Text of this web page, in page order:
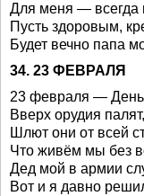
Для меня — всегда
Пусть здоровым,
Будет вечно папа
34. 23 ФЕВРАЛЯ
23 февраля — День
Вверх орудия
Шлют они от всей
Что живём мы без
Дед мой в армии
Вот и я давно